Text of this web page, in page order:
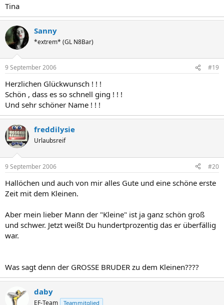
Tina
Sanny
*extrem* (GL N8Bar)
9 September 2006 #19
Herzlichen Glückwunsch ! ! !
Schön , dass es so schnell ging ! ! !
Und sehr schöner Name ! ! !
freddilysie
Urlaubsreif
9 September 2006 #20
Hallöchen und auch von mir alles Gute und eine schöne erste
Zeit mit dem Kleinen.
Aber mein lieber Mann der "Kleine" ist ja ganz schön groß
und schwer. Jetzt weißt Du hundertprozentig das er überfällig
war.
Was sagt denn der GROSSE BRUDER zu dem Kleinen????
daby
EF-Team Teammitglied